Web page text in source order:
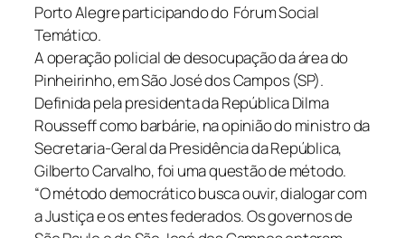
Porto Alegre participando do Fórum Social
Temático.
A operação policial de desocupação da área do
Pinheirinho, em São José dos Campos (SP).
Definida pela presidenta da República Dilma
Rousseff como barbárie, na opinião do ministro da
Secretaria-Geral da Presidência da República,
Gilberto Carvalho, foi uma questão de método.
“O método democrático busca ouvir, dialogar com
a Justiça e os entes federados. Os governos de